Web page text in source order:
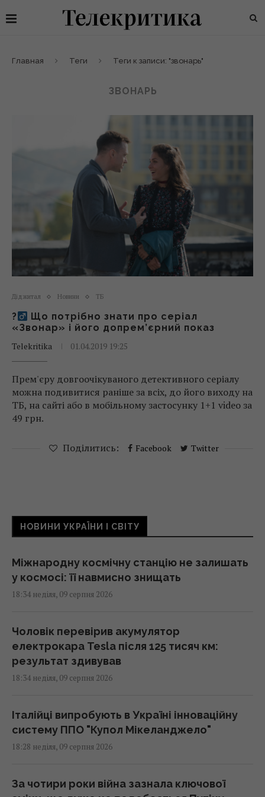
Главная Теги Теги к записи: "звонарь"
ЗВОНАРЬ
Діджитал Новини ТБ
?
Що потрібно знати про серіал
«Звонар» і його допрем’єрний показ
Telekritika
01.04.2019 19:25
Прем'єру довгоочікуваного детективного серіалу
можна подивитися раніше за всіх, до його виходу на
ТБ, на сайті або в мобільному застосунку 1+1 video за
49 грн.
Поділитись: Facebook Twitter
НОВИНИ УКРАЇНИ І СВІТУ
Міжнародну космічну станцію не залишать
у космосі: її навмисно знищать
18:34 неділя, 09 серпня 2026
Чоловік перевірив акумулятор
електрокара Tesla після 125 тисяч км:
результат здивував
18:34 неділя, 09 серпня 2026
Італійці випробують в Україні інноваційну
систему ППО "Купол Мікеланджело"
18:28 неділя, 09 серпня 2026
За чотири роки війна зазнала ключової